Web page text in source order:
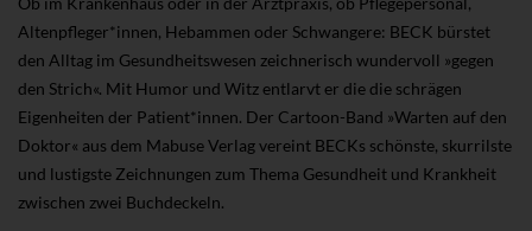
Altenpfleger*innen, Hebammen oder Schwangere: BECK bürstet
den Alltag im Gesundheitswesen zeichnerisch wundervoll »gegen
den Strich«. Mit Humor und Witz entlarvt er die die schrägen
Eigenheiten der Patient*innen. Der Cartoon-Band »Warten auf den
Doktor« aus dem Mabuse Verlag vereint BECKs schönste, skurrilste
und lustigste Zeichnungen zum Thema Gesundheit und Krankheit
zwischen zwei Buchdeckeln.